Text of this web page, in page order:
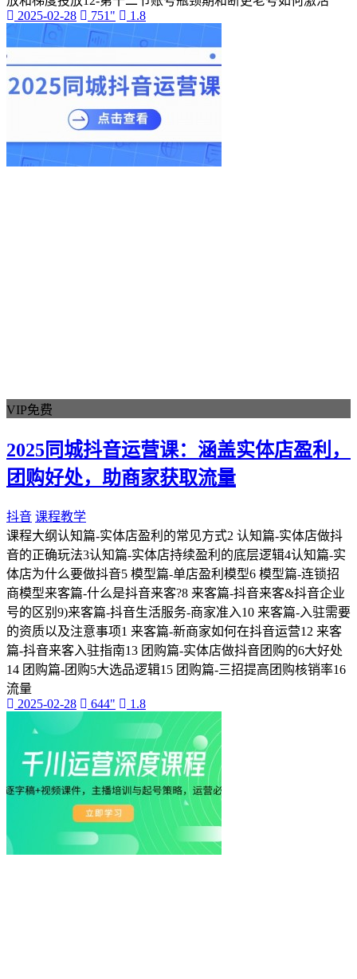
知识付费
广告投放
私域引流
广告项目
京东
SSL部署
2025-02-28
751" 1.8
VIP免费
2025同城抖音运营课：涵盖实体店盈利，
团购好处，助商家获取流量
抖音 课程教学
课程大纲认知篇-实体店盈利的常见方式2 认知篇-实体店做抖
音的正确玩法3认知篇-实体店持续盈利的底层逻辑4认知篇-实
体店为什么要做抖音5 模型篇-单店盈利模型6 模型篇-连锁招
商模型来客篇-什么是抖音来客?8 来客篇-抖音来客&抖音企业
号的区别9)来客篇-抖音生活服务-商家准入10 来客篇-入驻需要
的资质以及注意事项1 来客篇-新商家如何在抖音运营12 来客
篇-抖音来客入驻指南13 团购篇-实体店做抖音团购的6大好处
14 团购篇-团购5大选品逻辑15 团购篇-三招提高团购核销率16
流量
2025-02-28
644" 1.8